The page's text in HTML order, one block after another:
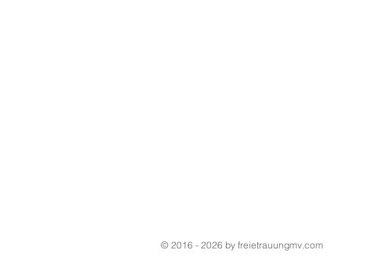
© 2016 - 2026 by freietrauungmv.com